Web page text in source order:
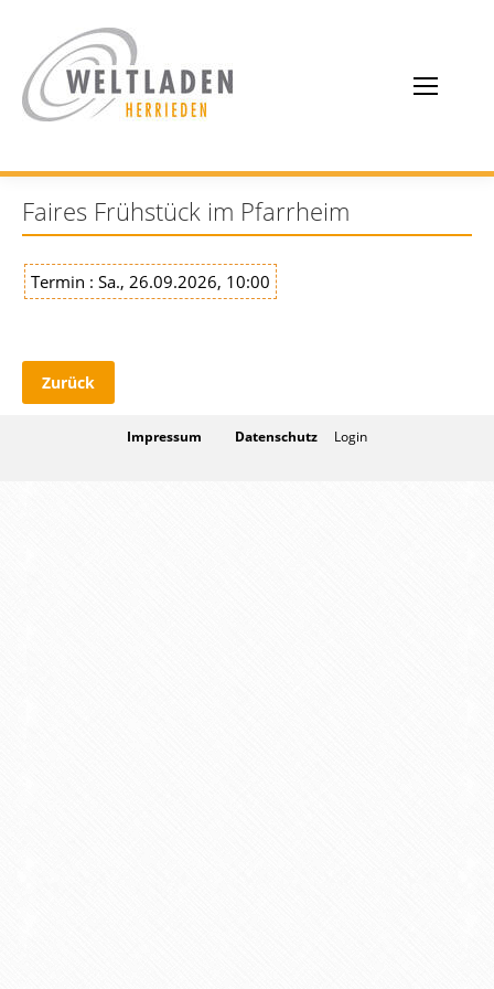
Faires Frühstück im Pfarrheim
Termin : Sa., 26.09.2026, 10:00
Zurück
Impressum Datenschutz Login